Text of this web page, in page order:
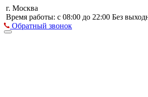
г. Москва
Время работы: с 08:00 до 22:00 Без
Обратный звонок